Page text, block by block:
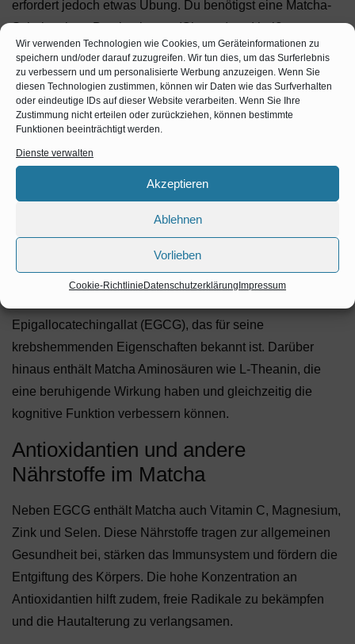
Wir verwenden Technologien wie Cookies, um Geräteinformationen zu
speichern und/oder darauf zuzugreifen. Wir tun dies, um das Surferlebnis
zu verbessern und um personalisierte Werbung anzuzeigen. Wenn Sie
diesen Technologien zustimmen, können wir Daten wie das Surfverhalten
oder eindeutige IDs auf dieser Website verarbeiten. Wenn Sie Ihre
Zustimmung nicht erteilen oder zurückziehen, können bestimmte
Funktionen beeinträchtigt werden.
Dienste verwalten
Akzeptieren
Ablehnen
Vorlieben
Cookie-Richtlinie Datenschutzerklärung Impressum
erfordert jedoch etwas Übung. Du benötigst eine Matcha-
Schale, einen Bambusbesen (Chasen) und heißes
Wasser. Das Pulver wird mit etwas Wasser zu einer Paste
verrührt und dann schaumig aufgeschlagen. Die
gesundheitlichen Vorteile von Matcha Pulver Tee sind
zahlreich, darunter verbesserte Konzentration, gesteigerte
Energie und zahlreiche Antioxidantien.
Die gesundheitlichen
Vorteile von Matcha
Warum ist Matcha so gesund?
Epigallocatechingallat (EGCG), das für seine
krebshemmenden Eigenschaften bekannt ist. Darüber
hinaus enthält Matcha Aminosäuren wie L-Theanin, die
eine beruhigende Wirkung haben und gleichzeitig die
kognitive Funktion verbessern können.
Antioxidantien und andere
Nährstoffe im Matcha
Neben EGCG enthält Matcha auch Vitamin C, Magnesium,
Zink und Selen. Diese Nährstoffe tragen zur allgemeinen
Gesundheit bei, stärken das Immunsystem und fördern die
Entgiftung des Körpers. Die hohe Konzentration an
Antioxidantien hilft zudem, freie Radikale zu bekämpfen
und die Hautalterung zu verlangsamen.